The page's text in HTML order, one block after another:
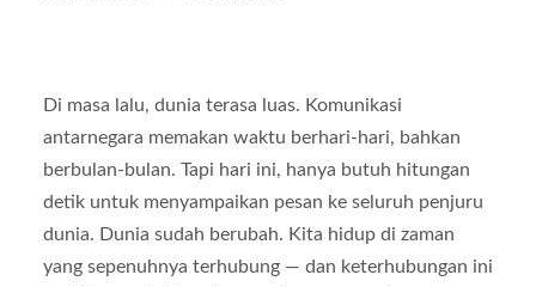
Di masa lalu, dunia terasa luas. Komunikasi
antarnegara memakan waktu berhari-hari, bahkan
berbulan-bulan. Tapi hari ini, hanya butuh hitungan
detik untuk menyampaikan pesan ke seluruh penjuru
dunia. Dunia sudah berubah. Kita hidup di zaman
yang sepenuhnya terhubung — dan keterhubungan ini